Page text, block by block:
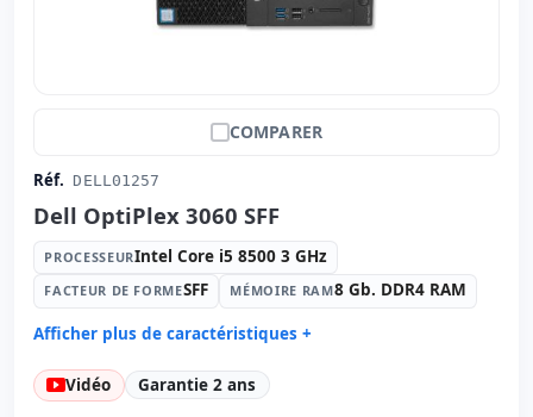
COMPARER
Réf. DELL01257
Dell OptiPlex 3060 SFF
PROCESSEURIntel Core i5 8500 3 GHz
FACTEUR DE FORMESFF MÉMOIRE RAM8 Gb. DDR4 RAM
Afficher plus de caractéristiques +
Processeur: Intel Core i5 8500 3 GHz.
Facteur de forme: SFF
Vidéo Garantie 2 ans